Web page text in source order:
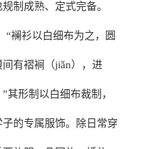
制成熟、定式完备。
“襕衫以白细布为之，圆
有褶裥（jiǎn），进
其形制以白细布裁制，
的专属服饰。除日常穿